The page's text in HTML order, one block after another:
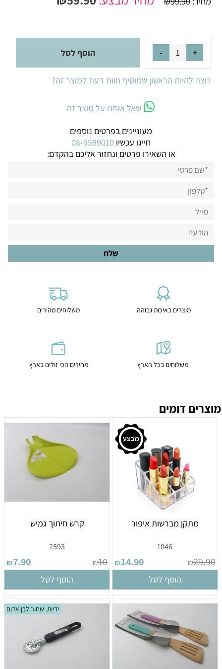
הוסף לסל
רוצה להיות הראשון שמוסיף חוות דעת למוצר זה?
שאל אותנו על מוצר זה
מעוניינים בפרטים נוספים
חייגו עכשיו 08-9589010
או השאירו פרטים ונחזור אליכם בהקדם:
מוצרים באיכות גבוהה משלוחים מהירים
משלוחים בכל הארץ מחירים הכי זולים בארץ
מוצרים דומים
מתקן מברשות איפור
1046
₪29.90
₪14.90
הוסף לסל
קרש חיתוך גמיש
2593
₪10
₪7.90
הוסף לסל
ידיות. שחור לבן אדום